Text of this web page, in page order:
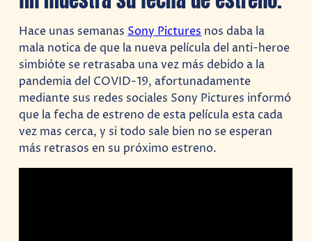
Hace unas semanas Sony Pictures nos daba la
mala notica de que la nueva película del anti-heroe
simbióte se retrasaba una vez más debido a la
pandemia del COVID-19, afortunadamente
mediante sus redes sociales Sony Pictures informó
que la fecha de estreno de esta película esta cada
vez mas cerca, y si todo sale bien no se esperan
más retrasos en su próximo estreno.